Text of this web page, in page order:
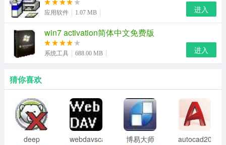
再通过文件名搜索方式看看能否找到对应的丢失文件及路
径。
应用软件 1.07 MB 进入
win7 activation简体中文免费版
系统工具 688.00 MB 进入
猜你喜欢
deep
webdavscan
博易大师
autocad2002